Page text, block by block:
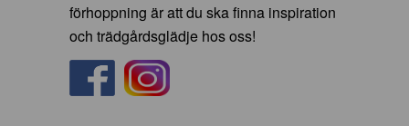
förhoppning är att du ska finna inspiration
och trädgårdsglädje hos oss!